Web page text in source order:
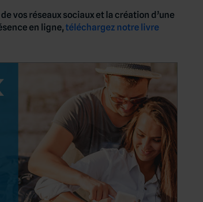
vos réseaux sociaux et la création d’une
en ligne,téléchargez notre livre